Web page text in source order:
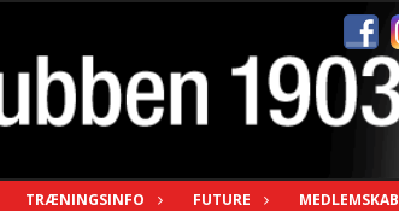
TRÆNINGSINFO FUTURE MEDLEMSKAB